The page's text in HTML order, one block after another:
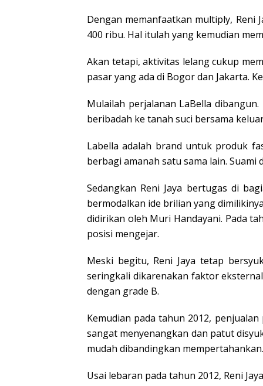
Dengan memanfaatkan multiply, Reni
400 ribu. Hal itulah yang kemudian
Akan tetapi, aktivitas lelang cukup
pasar yang ada di Bogor dan Jakarta.
Mulailah perjalanan LaBella
beribadah ke tanah suci bersama
Labella adalah brand untuk produk
berbagi amanah satu sama lain.
Sedangkan Reni Jaya bertugas di
bermodalkan ide brilian yang
didirikan oleh Muri Handayani. Pada
posisi mengejar.
Meski begitu, Reni Jaya tetap
seringkali dikarenakan faktor
dengan grade B.
Kemudian pada tahun 2012,
sangat menyenangkan dan patut
mudah dibandingkan mempertahankan.
Usai lebaran pada tahun 2012, Reni